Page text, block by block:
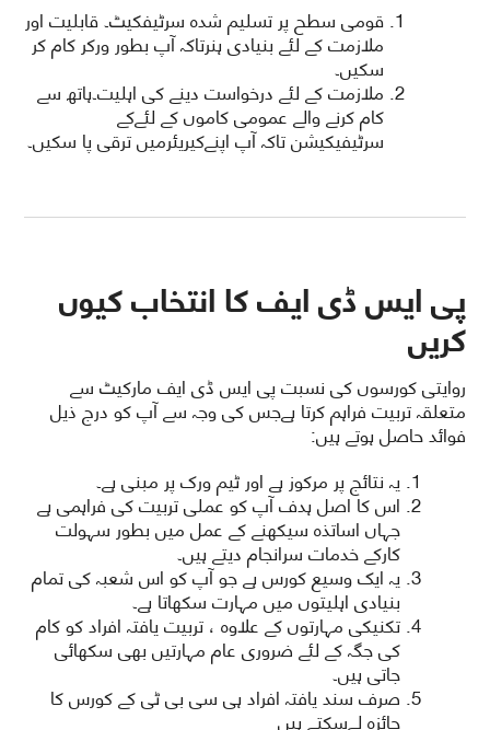
قومی سطح پر تسلیم شدہ سرٹیفکیٹ۔ قابلیت اور
ملازمت کے لئے بنیادی ہنرتاکہ آپ بطور ورکر کام کر
سکیں۔
ملازمت کے لئے درخواست دینے کی اہلیت۔ہاتھ سے
کام کرنے والے عمومی کاموں کے لئےکے
سرٹیفیکیشن تاکہ آپ اپنےکیریئرمیں ترقی پا سکیں۔
پی ایس ڈی ایف کا انتخاب کیوں
کریں
روایتی کورسوں کی نسبت پی ایس ڈی ایف مارکیٹ سے
متعلقہ تربیت فراہم کرتا ہےجس کی وجہ سے آپ کو درج ذیل
فوائد حاصل ہوتے ہیں:
یہ نتائج پر مرکوز ہے اور ٹیم ورک پر مبنی ہے۔
اس کا اصل ہدف آپ کو عملی تربیت کی فراہمی ہے
جہاں اساتذہ سیکھنے کے عمل میں بطور سہولت
کارکے خدمات سرانجام دیتے ہیں۔
یہ ایک وسیع کورس ہے جو آپ کو اس شعبہ کی تمام
بنیادی اہلیتوں میں مہارت سکھاتا ہے۔
تکنیکی مہارتوں کے علاوہ ، تربیت یافتہ افراد کو کام
کی جگہ کے لئے ضروری عام مہارتیں بھی سکھائی
جاتی ہیں۔
صرف سند یافتہ افراد ہی سی بی ٹی کے کورس کا
جائزہ لےسکتے ہیں